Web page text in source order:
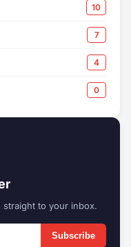
10
7
4
0
straight to your inbox.
Subscribe